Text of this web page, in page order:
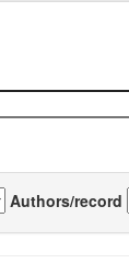
Authors/record